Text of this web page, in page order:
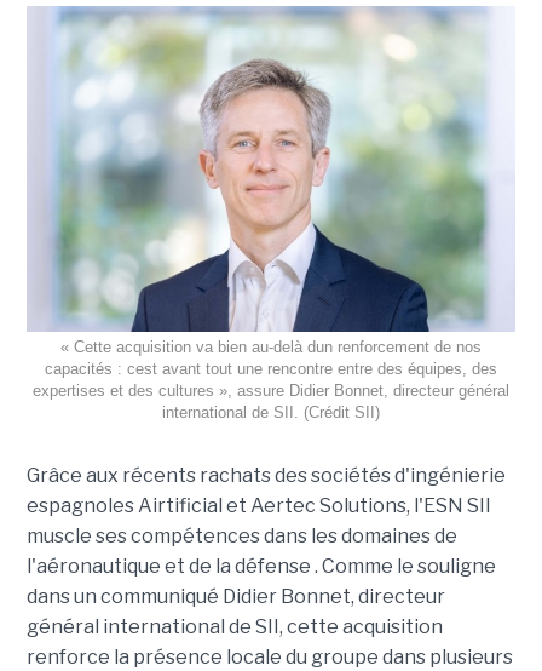
« Cette acquisition va bien au-delà dun renforcement de nos
capacités : cest avant tout une rencontre entre des équipes, des
expertises et des cultures », assure Didier Bonnet, directeur général
international de SII. (Crédit SII)
Grâce aux récents rachats des sociétés d'ingénierie
espagnoles Airtificial et Aertec Solutions, l'ESN SII
muscle ses compétences dans les domaines de
l'aéronautique et de la défense . Comme le souligne
dans un communiqué Didier Bonnet, directeur
général international de SII, cette acquisition
renforce la présence locale du groupe dans plusieurs